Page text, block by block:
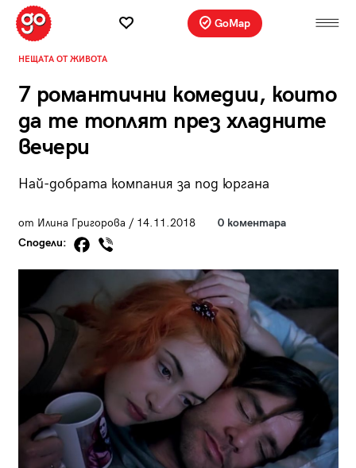
GoMap
НЕЩАТА ОТ ЖИВОТА
7 романтични комедии, които
да те топлят през хладните
вечери
Най-добрата компания за под юргана
от Илина Григорова / 14.11.2018
0 коментара
Сподели: